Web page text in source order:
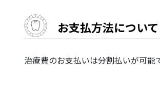
お支払方法について
治療費のお支払いは分割払いが可能